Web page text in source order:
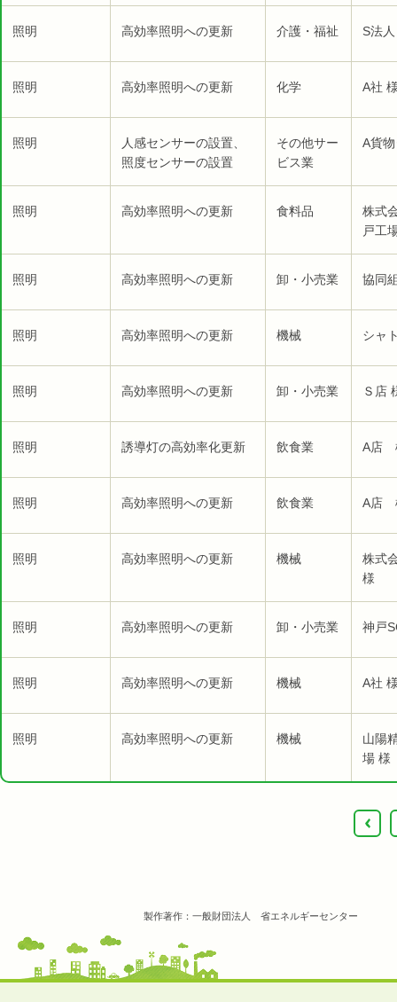
照明 高効率照明への更新 介護・福祉 S法
照明 高効率照明への更新 化学 A社
照明
人感センサーの設置、
照度センサーの設置
その他サー
ビス業
A貨
照明 高効率照明への更新 食料品
株式
戸工
照明 高効率照明への更新 卸・小売業 協同
照明 高効率照明への更新 機械 シャ
照明 高効率照明への更新 卸・小売業 Ｓ店
照明 誘導灯の高効率化更新 飲食業 A店
照明 高効率照明への更新 飲食業 A店
照明 高効率照明への更新 機械
株式
様
照明 高効率照明への更新 卸・小売業 神戸
照明 高効率照明への更新 機械 A社
照明 高効率照明への更新 機械
山陽
場 様
‹
製作著作：一般財団法人 省エネルギーセンター